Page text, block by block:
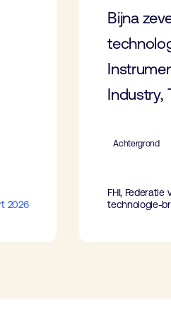
2026
Bijna
Industry,
Achtergrond
FHI, Federatie
technologie-